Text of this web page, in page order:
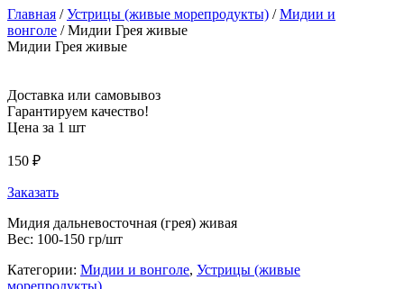
Главная /Устрицы (живые морепродукты) /Мидии и
вонголе / Мидии Грея живые
Мидии Грея живые
Доставка или самовывоз
Гарантируем качество!
Цена за 1 шт
150 ₽
Заказать
Мидия дальневосточная (грея) живая
Вес: 100-150 гр/шт
Категории: Мидии и вонголе, Устрицы (живые
морепродукты)